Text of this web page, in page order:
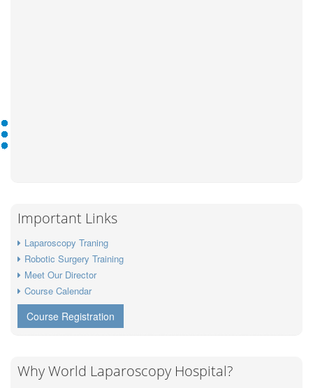
Important Links
Laparoscopy Traning
Robotic Surgery Training
Meet Our Director
Course Calendar
Course Registration
Why World Laparoscopy Hospital?